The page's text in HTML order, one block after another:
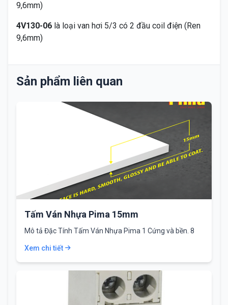
9,6mm)
4V130-06 là loại van hơi 5/3 có 2 đầu coil điện (Ren
9,6mm)
Sản phẩm liên quan
Tấm Ván Nhựa Pima 15mm
Mô tả Đặc Tính Tấm Ván Nhựa Pima 1 Cứng và bền. 8
Xem chi tiết